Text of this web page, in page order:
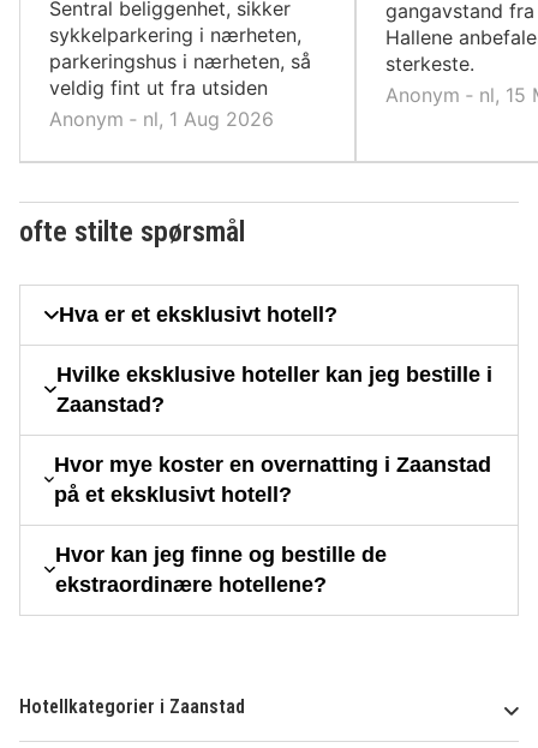
Sentral beliggenhet, sikker
sykkelparkering i nærheten,
parkeringshus i nærheten, så
veldig fint ut fra utsiden
Anonym ‐ nl, 1 Aug 2026
gangavstand
Hallene
sterkeste.
Anonym ‐ nl, 15
ofte stilte spørsmål
Hva er et eksklusivt hotell?
Hvilke eksklusive hoteller kan jeg bestille i
Zaanstad?
Hvor mye koster en overnatting i Zaanstad
på et eksklusivt hotell?
Hvor kan jeg finne og bestille de
ekstraordinære hotellene?
Hotellkategorier i Zaanstad